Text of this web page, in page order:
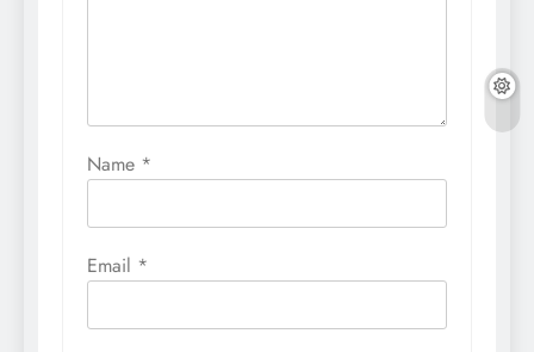
Name *
Email *